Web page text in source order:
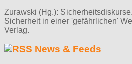
Zurawski (Hg.):
Sicherheit in einer 'gefährlichen'
Verlag.
News & Feeds